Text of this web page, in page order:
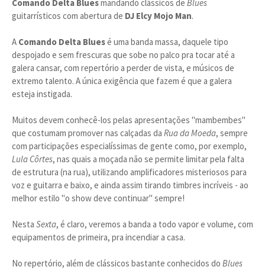
Comando Delta Bluesmandando clássicos de Blues
guitarrísticos com abertura de DJ Elcy Mojo Man.
A Comando Delta Bluesé uma banda massa, daquele tipo
despojado e sem frescuras que sobe no palco pra tocar até a
galera cansar, com repertório a perder de vista, e músicos de
extremo talento. A única exigência que fazem é que a galera
esteja instigada.
Muitos devem conhecê-los pelas apresentações "mambembes"
que costumam promover nas calçadas da Rua da Moeda, sempre
com participações especialíssimas de gente como, por exemplo,
Lula Côrtes, nas quais a moçada não se permite limitar pela falta
de estrutura (na rua), utilizando amplificadores misteriosos para
voz e guitarra e baixo, e ainda assim tirando timbres incríveis - ao
melhor estilo "o show deve continuar" sempre!
Nesta Sexta, é claro, veremos a banda a todo vapor e volume, com
equipamentos de primeira, pra incendiar a casa.
No repertório, além de clássicos bastante conhecidos do Blues